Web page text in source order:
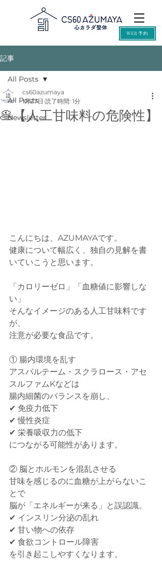
WEB予約
記事
All Posts
Newsletter
All Posts
🥞【人工甘味料の危険性】
cs60azumaya
1月27日 読了時間: 1分
こんにちは、AZUMAYAです。
健康について幅広く、独自の見解を書
いていこうと思います。
「カロリーゼロ」「血糖値に影響しな
い」
そんなイメージのある人工甘味料です
が、
注意が必要な食品です。
① 腸内環境を乱す
アスパルテーム・スクラロース・アセ
スルファムKなどは
腸内細菌のバランスを崩し、
✔ 免疫力低下
✔ 慢性炎症
✔ 栄養吸収力の低下
につながる可能性があります。
② 脳とホルモンを混乱させる
甘味を感じるのに血糖が上がらないこ
とで
脳が「エネルギーが来る」と誤認識。
✔ インスリン分泌の乱れ
✔ 甘い物への依存
✔ 食欲コントロール障害
を引き起こしやすくなります。